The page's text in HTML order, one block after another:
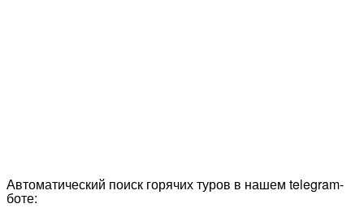
Автоматический поиск горячих туров в нашем telegram-
боте: